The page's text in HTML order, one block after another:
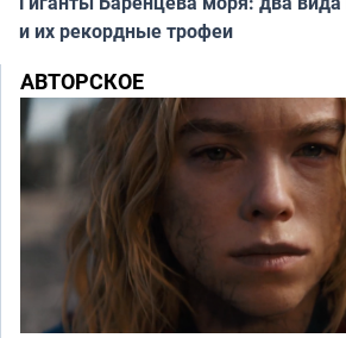
и их рекордные трофеи
АВТОРСКОЕ